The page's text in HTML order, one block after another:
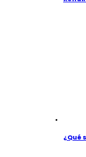
¿Qué